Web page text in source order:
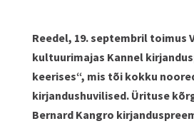
Reedel, 19. septembril toimus
kultuurimajas Kannel
keerises“, mis tõi kokku
kirjandushuvilised. Ürituse
Bernard Kangro